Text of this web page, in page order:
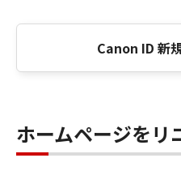
Canon ID 新
ホームページをリ